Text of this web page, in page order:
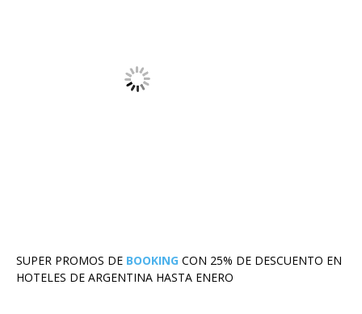
SUPER PROMOS DE BOOKING CON 25% DE DESCUENTO EN
HOTELES DE ARGENTINA HASTA ENERO